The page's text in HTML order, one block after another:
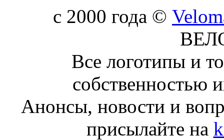
c 2000 года ©
Все логотипы и
собственностью
Анонсы, новости и
присылайте на